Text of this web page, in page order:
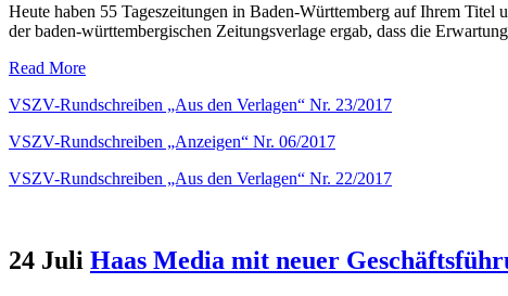
Heute haben 55 Tageszeitungen in Baden-Württemberg auf Ihrem
der baden-württembergischen Zeitungsverlage ergab, dass die
Read More
VSZV-Rundschreiben „Aus den Verlagen“ Nr. 23/2017
VSZV-Rundschreiben „Anzeigen“ Nr. 06/2017
VSZV-Rundschreiben „Aus den Verlagen“ Nr. 22/2017
24 Juli Haas Media mit neuer